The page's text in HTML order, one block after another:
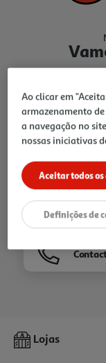
Ir para
Lojas
Ao clicar em
armazenamento
a navegação no
nossas iniciativas
Aceitar todos os
Definições de